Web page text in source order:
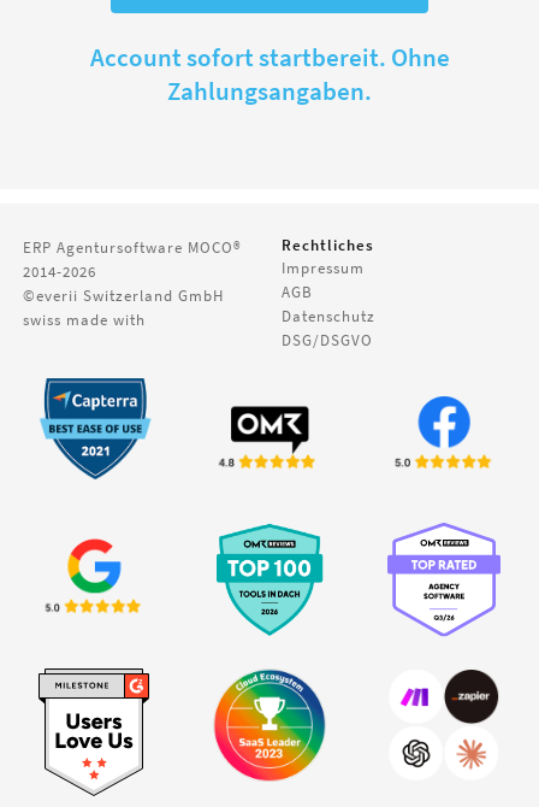
Account sofort startbereit. Ohne
Zahlungsangaben.
ERP Agentursoftware MOCO®
2014-2026
©everii Switzerland GmbH
swiss made with
Rechtliches
Impressum
AGB
Datenschutz
DSG/DSGVO